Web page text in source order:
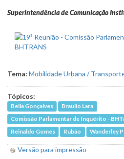
Superintendência de Comunicação
Tema: Mobilidade Urbana /
Tópicos:
Bella Gonçalves
Braulio Lara
Comissão Parlamentar de Inquérito -
Reinaldo Gomes
Rubão Wanderley
Versão para impressão